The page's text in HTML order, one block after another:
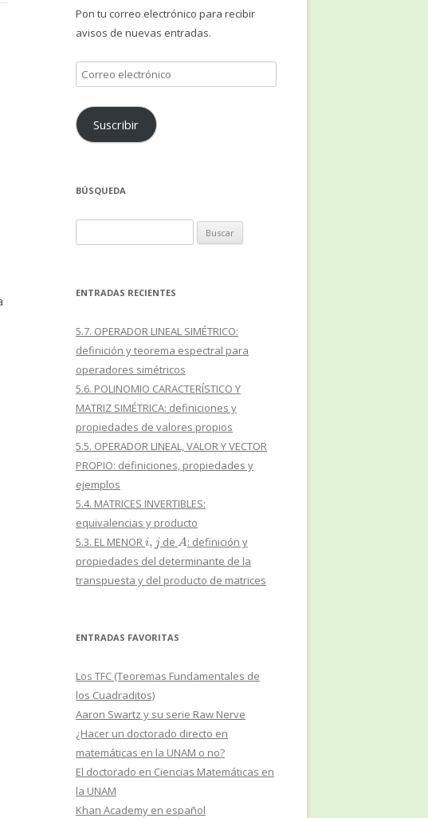
Pon tu correo electrónico para recibir
avisos de nuevas entradas.
Correo
electrónico
Suscribir
BÚSQUEDA
ENTRADAS RECIENTES
5.7. OPERADOR LINEAL SIMÉTRICO:
definición y teorema espectral para
operadores simétricos
5.6. POLINOMIO CARACTERÍSTICO Y
MATRIZ SIMÉTRICA: definiciones y
propiedades de valores propios
5.5. OPERADOR LINEAL, VALOR Y VECTOR
PROPIO: definiciones, propiedades y
ejemplos
5.4. MATRICES INVERTIBLES:
equivalencias y producto
5.3. EL MENOR i,j de A: definición y
propiedades del determinante de la
transpuesta y del producto de matrices
ENTRADAS FAVORITAS
Los TFC (Teoremas Fundamentales de
los Cuadraditos)
Aaron Swartz y su serie Raw Nerve
¿Hacer un doctorado directo en
matemáticas en la UNAM o no?
El doctorado en Ciencias Matemáticas en
la UNAM
Khan Academy en español